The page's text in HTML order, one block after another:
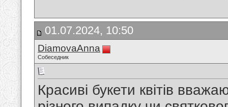
01.07.2024, 10:50
DiamovaAnna
Собеседник
Красиві букети квітів